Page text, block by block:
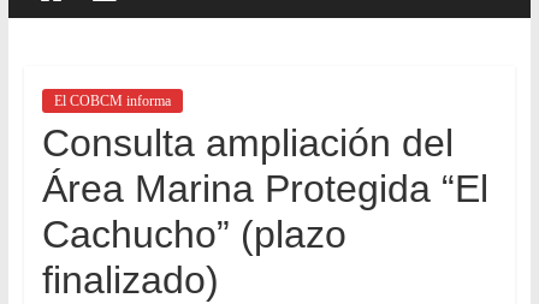
El COBCM informa
Consulta ampliación del
Área Marina Protegida “El
Cachucho” (plazo
finalizado)